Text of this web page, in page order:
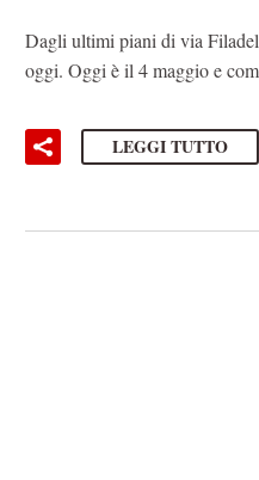
Dagli ultimi piani di via
oggi. Oggi è il 4 maggio e
LEGGI TUTTO